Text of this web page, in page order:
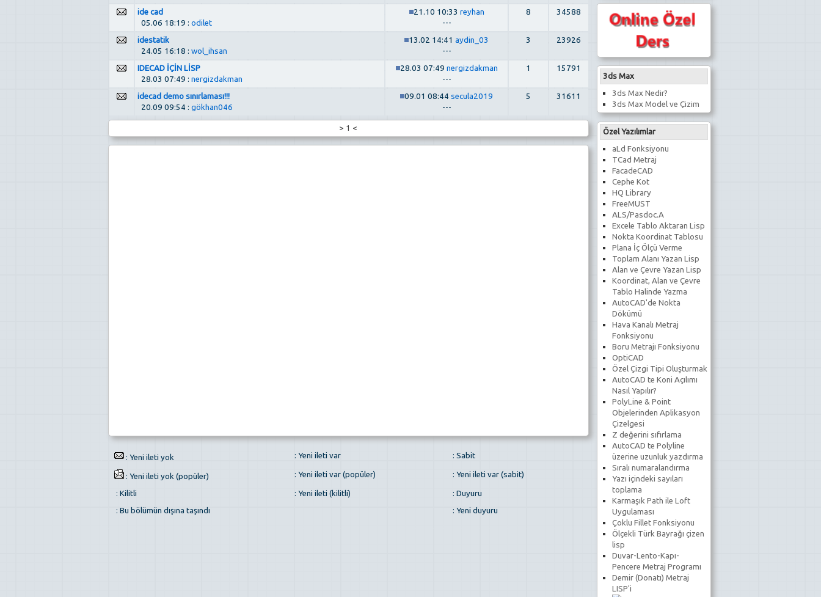
3ds Max
3ds Max Nedir?
3ds Max Model ve Çizim
Özel Yazılımlar
aLd Fonksiyonu
TCad Metraj
FacadeCAD
Cephe Kot
HQ Library
FreeMUST
ALS/Pasdoc.A
Excele Tablo Aktaran Lisp
Nokta Koordinat Tablosu
Plana İç Ölçü Verme
Toplam Alanı Yazan Lisp
Alan ve Çevre Yazan Lisp
Koordinat, Alan ve Çevre
Tablo Halinde Yazma
AutoCAD'de Nokta
Dökümü
Hava Kanalı Metraj
Fonksiyonu
Boru Metrajı Fonksiyonu
OptiCAD
Özel Çizgi Tipi Oluşturmak
AutoCAD te Koni Açılımı
Nasıl Yapılır?
PolyLine & Point
Objelerinden Aplikasyon
Çizelgesi
Z değerini sıfırlama
AutoCAD te Polyline
üzerine uzunluk yazdırma
Sıralı numaralandırma
Yazı içindeki sayıları
toplama
Karmaşık Path ile Loft
Uygulaması
Çoklu Fillet Fonksiyonu
Ölçekli Türk Bayrağı çizen
lisp
Duvar-Lento-Kapı-
Pencere Metraj Programı
Demir (Donatı) Metraj
LISP'i
ide cad
05.06 18:19 : odilet
21.10 10:33 reyhan
---
8 34588
idestatik
24.05 16:18 : wol_ihsan
13.02 14:41 aydin_03
---
3 23926
IDECAD İÇİN LİSP
28.03 07:49 : nergizdakman
28.03 07:49 nergizdakman
---
1 15791
idecad demo sınırlaması!!!
20.09 09:54 : gökhan046
09.01 08:44 secula2019
---
5 31611
> 1 <
: Yeni ileti yok : Yeni ileti var : Sabit
: Yeni ileti yok (popüler) : Yeni ileti var (popüler) : Yeni ileti var (sabit)
: Kilitli : Yeni ileti (kilitli)
: Duyuru
: Bu bölümün dışına taşındı
: Yeni duyuru